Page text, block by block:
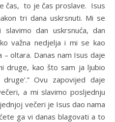
čas, to je čas proslave. Isus
tri dana uskrsnuti. Mi se
dan uskrsnuća, dan
važna nedjelja i mi se kao
oltara. Danas nam Isus daje
druge, kao što sam ja ljubio
Ovu zapovijed daje
a mi slavimo posljednju
večeri je Isus dao nama
ga vi danas blagovati a to